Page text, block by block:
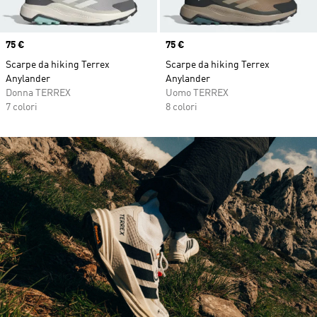
Price
75 €
Scarpe da hiking Terrex
Anylander
Donna TERREX
7 colori
Price
75 €
Scarpe da hiking Terrex
Anylander
Uomo TERREX
8 colori